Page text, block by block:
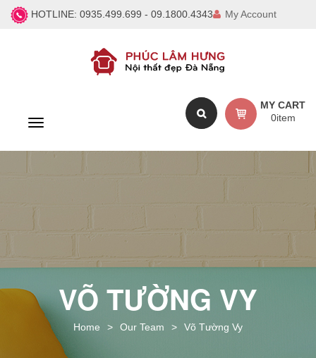
HOTLINE: 0935.499.699 - 09.1800.4343 My Account
T
g
g
MY CART
0item
VÕ TƯỜNG VY
Home > Our Team > Võ Tường Vy